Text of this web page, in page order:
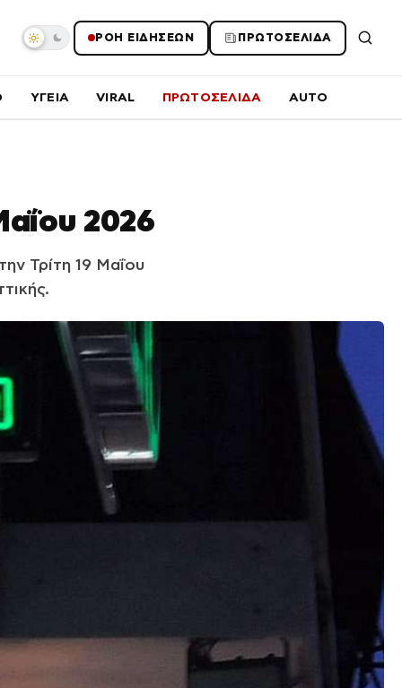
ΡΟΗ ΕΙΔΗΣΕΩΝ ΠΡΩΤΟΣΕΛΙΔΑ
ΥΓΕΙΑ VIRAL ΠΡΩΤΟΣΕΛΙΔΑ AUTO
2026
Τρίτη 19 Μαΐου